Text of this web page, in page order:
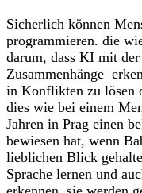
Sicherlich können
programmieren. die
darum, dass KI mit
Zusammenhänge
in Konflikten zu lösen
dies wie bei einem
Jahren in Prag einen
bewiesen hat, wenn
lieblichen Blick
Sprache lernen und